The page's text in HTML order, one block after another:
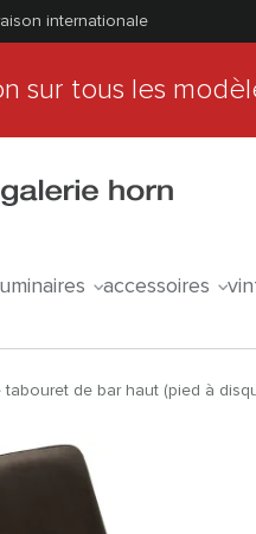
internationale
sur tous les
luminaires accessoires
tabouret de bar haut (pied à